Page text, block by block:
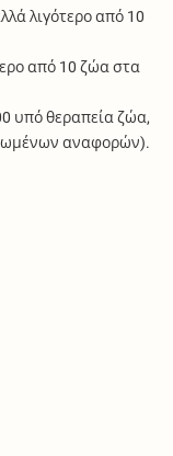
λιγότερο από 10
από 10 ζώα στα
υπό θεραπεία ζώα,
αναφορών).